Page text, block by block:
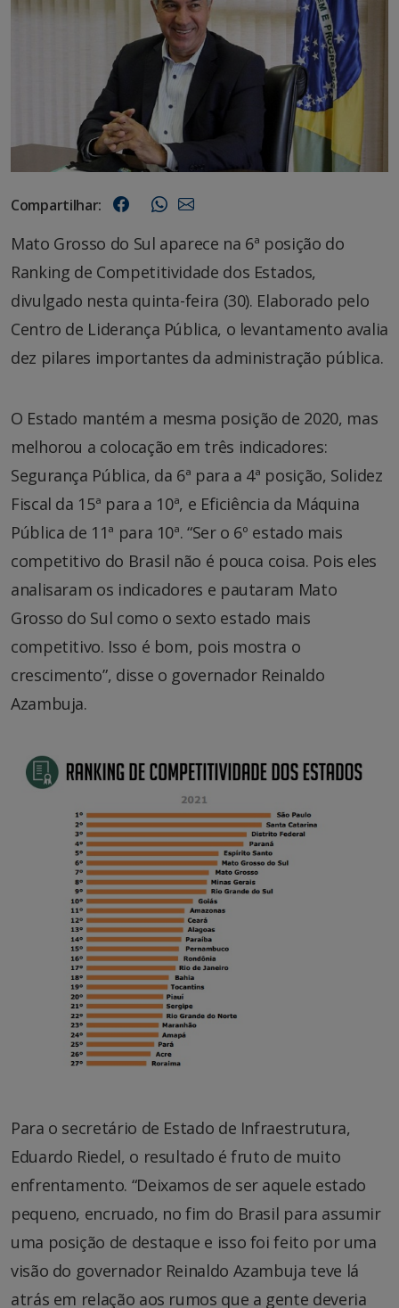
Compartilhar:
Mato Grosso do Sul aparece na 6ª posição do
Ranking de Competitividade dos Estados,
divulgado nesta quinta-feira (30). Elaborado pelo
Centro de Liderança Pública, o levantamento avalia
dez pilares importantes da administração pública.
O Estado mantém a mesma posição de 2020, mas
melhorou a colocação em três indicadores:
Segurança Pública, da 6ª para a 4ª posição, Solidez
Fiscal da 15ª para a 10ª, e Eficiência da Máquina
Pública de 11ª para 10ª. “Ser o 6º estado mais
competitivo do Brasil não é pouca coisa. Pois eles
analisaram os indicadores e pautaram Mato
Grosso do Sul como o sexto estado mais
competitivo. Isso é bom, pois mostra o
crescimento”, disse o governador Reinaldo
Azambuja.
Para o secretário de Estado de Infraestrutura,
Eduardo Riedel, o resultado é fruto de muito
enfrentamento. “Deixamos de ser aquele estado
pequeno, encruado, no fim do Brasil para assumir
uma posição de destaque e isso foi feito por uma
visão do governador Reinaldo Azambuja teve lá
atrás em relação aos rumos que a gente deveria